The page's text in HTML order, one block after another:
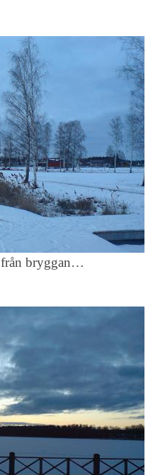
från bryggan…